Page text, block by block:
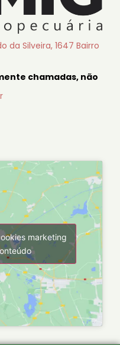
da Silveira, 1647 Bairro
chamadas, não
marketing